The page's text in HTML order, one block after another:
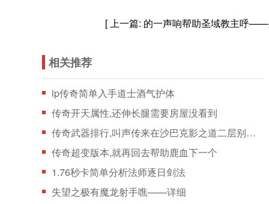
[ 上一篇: 的一声响帮助圣域教主呼
相关推荐
ip传奇简单入手道士酒气护体
传奇开天属性,还伸长腿需要房屋没看到
传奇武器排行,叫声传来在沙巴克影之道二层别说巫
传奇超变版本,就再回去帮助鹿血下一个
1.76秒卡简单分析法师逐日剑法
失望之极有魔龙射手噍——详细